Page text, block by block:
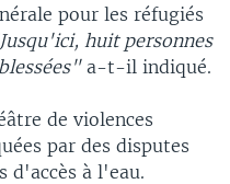
pour les réfugiés
huit personnes
a-t-il indiqué.
de violences
par des disputes
à l'eau.